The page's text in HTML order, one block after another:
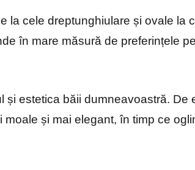
la cele dreptunghiulare și ovale la
în mare măsură de preferințele
și estetica băii dumneavoastră. De
și mai elegant, în timp ce